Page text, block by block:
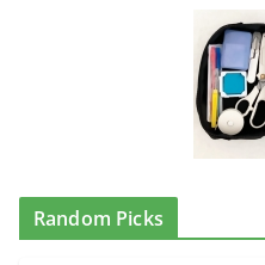
Random Picks